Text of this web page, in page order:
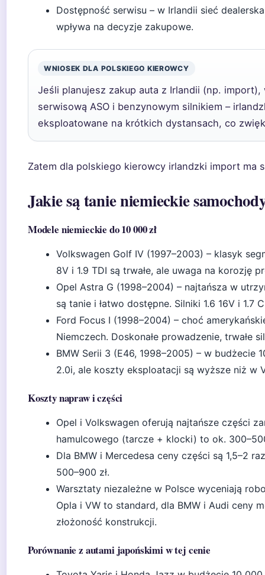
Dostępność serwisu – w Irlandii sieć
wpływa na decyzje zakupowe.
WNIOSEK DLA POLSKIEGO KIEROWCY
Jeśli planujesz zakup auta z Irlandii (np.
serwisową ASO i benzynowym silnikiem –
eksploatowane na krótkich dystansach, co
Zatem dla polskiego kierowcy irlandzki import ma
Jakie są tanie niemieckie
Modele niemieckie do 10 000 zł
Volkswagen Golf IV (1997–2003) – klasyk
8V i 1.9 TDI są trwałe, ale uwaga na korozję
Opel Astra G (1998–2004) – najtańsza w
są tanie i łatwo dostępne. Silniki 1.6 16V i 1.7
Ford Focus I (1998–2004) – choć
Niemczech. Doskonałe prowadzenie, trwałe
BMW Serii 3 (E46, 1998–2005) – w budżecie
2.0i, ale koszty eksploatacji są wyższe niż w
Koszty napraw i części
Opel i Volkswagen oferują najtańsze części
hamulcowego (tarcze + klocki) to ok.
Dla BMW i Mercedesa ceny części są 1,5–2
500–900 zł.
Warsztaty niezależne w Polsce wyceniają
Opla i VW to standard, dla BMW i Audi ceny
złożoność konstrukcji.
Porównanie z autami japońskimi w tej cenie